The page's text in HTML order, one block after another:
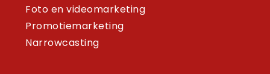
Foto en videomarketing
Promotiemarketing
Narrowcasting